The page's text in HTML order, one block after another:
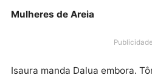
Mulheres de Areia